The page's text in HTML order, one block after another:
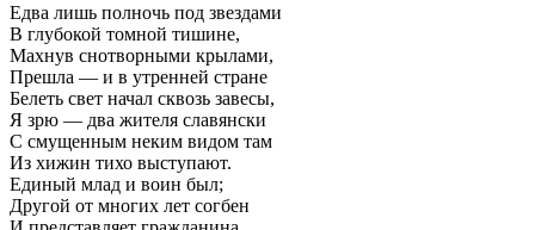
Едва лишь полночь под звездами
В глубокой томной тишине,
Махнув снотворными крылами,
Прешла — и в утренней стране
Белеть свет начал сквозь завесы,
Я зрю — два жителя славянски
С смущенным неким видом там
Из хижин тихо выступают.
Единый млад и воин был;
Другой от многих лет согбен